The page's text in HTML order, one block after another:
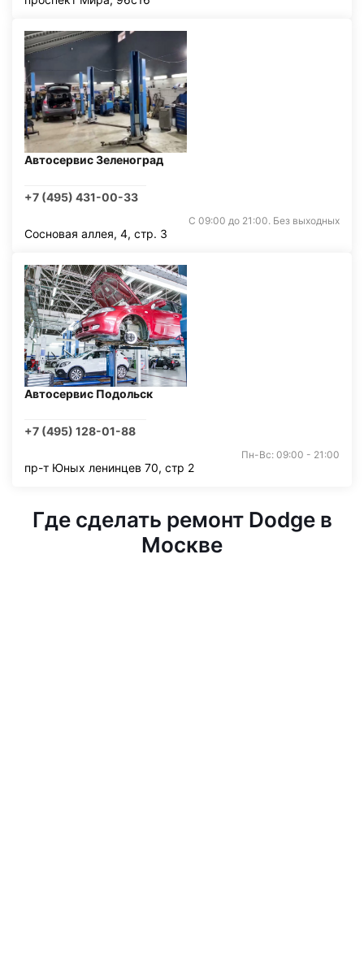
Автосервис Зеленоград
+7 (495) 431-00-33
С 09:00 до 21:00. Без выходных
Сосновая аллея, 4, стр. 3
Автосервис Подольск
+7 (495) 128-01-88
Пн-Вс: 09:00 - 21:00
пр-т Юных ленинцев 70, стр 2
Где сделать ремонт Dodge в
Москве